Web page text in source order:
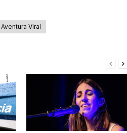
Aventura Viral